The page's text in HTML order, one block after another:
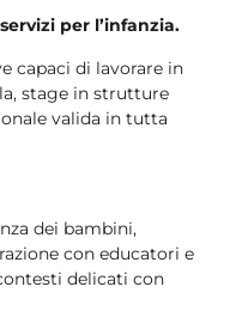
per l’infanzia.
capaci di lavorare in
stage in strutture
valida in tutta
dei bambini,
con educatori e
delicati con